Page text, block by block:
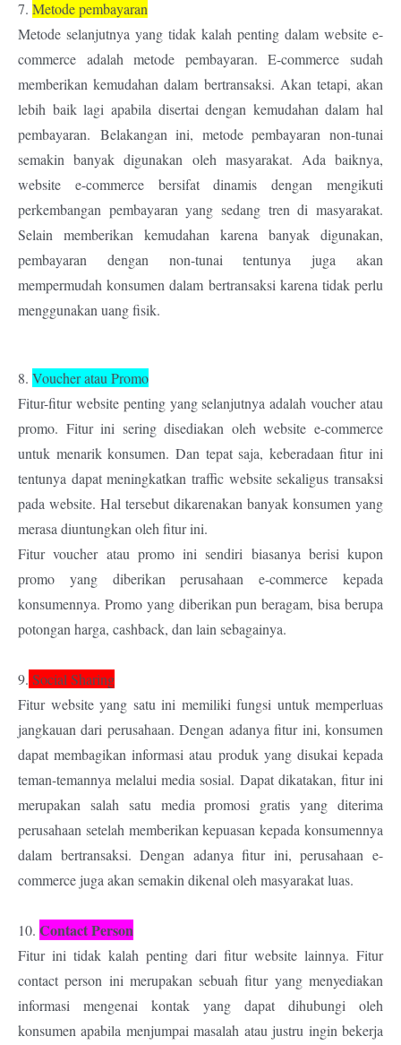
7. Metode pembayaran
Metode selanjutnya yang tidak kalah penting dalam website e-
commerce adalah metode pembayaran. E-commerce sudah
memberikan kemudahan dalam bertransaksi. Akan tetapi, akan
lebih baik lagi apabila disertai dengan kemudahan dalam hal
pembayaran. Belakangan ini, metode pembayaran non-tunai
semakin banyak digunakan oleh masyarakat. Ada baiknya,
website e-commerce bersifat dinamis dengan mengikuti
perkembangan pembayaran yang sedang tren di masyarakat.
Selain memberikan kemudahan karena banyak digunakan,
pembayaran dengan non-tunai tentunya juga akan
mempermudah konsumen dalam bertransaksi karena tidak perlu
menggunakan uang fisik.
8. Voucher atau Promo
Fitur-fitur website penting yang selanjutnya adalah voucher atau
promo. Fitur ini sering disediakan oleh website e-commerce
untuk menarik konsumen. Dan tepat saja, keberadaan fitur ini
tentunya dapat meningkatkan traffic website sekaligus transaksi
pada website. Hal tersebut dikarenakan banyak konsumen yang
merasa diuntungkan oleh fitur ini.
Fitur voucher atau promo ini sendiri biasanya berisi kupon
promo yang diberikan perusahaan e-commerce kepada
konsumennya. Promo yang diberikan pun beragam, bisa berupa
potongan harga, cashback, dan lain sebagainya.
9. Social Sharing
Fitur website yang satu ini memiliki fungsi untuk memperluas
jangkauan dari perusahaan. Dengan adanya fitur ini, konsumen
dapat membagikan informasi atau produk yang disukai kepada
teman-temannya melalui media sosial. Dapat dikatakan, fitur ini
merupakan salah satu media promosi gratis yang diterima
perusahaan setelah memberikan kepuasan kepada konsumennya
dalam bertransaksi. Dengan adanya fitur ini, perusahaan e-
commerce juga akan semakin dikenal oleh masyarakat luas.
10. Contact Person
Fitur ini tidak kalah penting dari fitur website lainnya. Fitur
contact person ini merupakan sebuah fitur yang menyediakan
informasi mengenai kontak yang dapat dihubungi oleh
konsumen apabila menjumpai masalah atau justru ingin bekerja